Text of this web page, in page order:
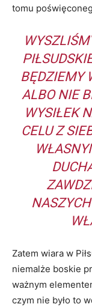
tomu
BĘDZIEMY
ALBO NIE
WYSIŁEK
CELU Z
Zatem wiara w
niemalże boskie
ważnym
czym nie było to